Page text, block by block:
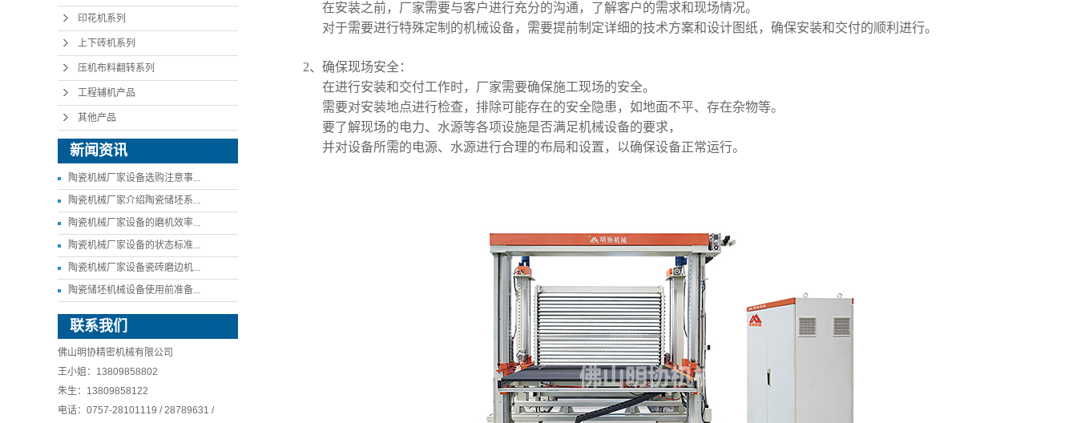
印花机系列
上下砖机系列
压机布料翻转系列
工程辅机产品
其他产品
新闻资讯
陶瓷机械厂家设备选购注意事...
陶瓷机械厂家介绍陶瓷储坯系...
陶瓷机械厂家设备的磨机效率...
陶瓷机械厂家设备的状态标准...
陶瓷机械厂家设备瓷砖磨边机...
陶瓷储坯机械设备使用前准备...
联系我们
佛山明协精密机械有限公司
王小姐：13809858802
朱生：13809858122
电话：0757-28101119 / 28789631 /
在安装之前，厂家需要与客户进行充分的沟通，了解客户的需求和现场情况。
对于需要进行特殊定制的机械设备，需要提前制定详细的技术方案和设计图纸，确保安装和交付的顺利进行。
2、确保现场安全：
在进行安装和交付工作时，厂家需要确保施工现场的安全。
需要对安装地点进行检查，排除可能存在的安全隐患，如地面不平、存在杂物等。
要了解现场的电力、水源等各项设施是否满足机械设备的要求，
并对设备所需的电源、水源进行合理的布局和设置，以确保设备正常运行。